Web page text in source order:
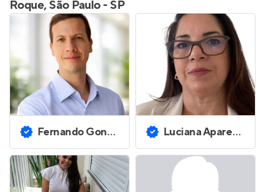
Roque, São Paulo - SP
Fernando Goncalves de Nobrega Luciana Aparecida Raymundo Ramos de Villio